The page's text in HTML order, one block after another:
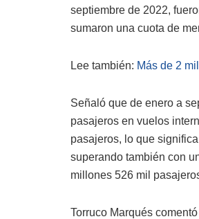
septiembre de 2022,
sumaron una cuota de
Lee también: Más de 2
Señaló que de enero a
pasajeros en vuelos
pasajeros, lo que
superando también con
millones 526 mil
Torruco Marqués